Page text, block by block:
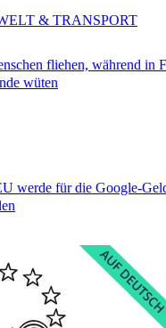
fliehen, während in
wüten
& TRANSPORT
werde für die Google-